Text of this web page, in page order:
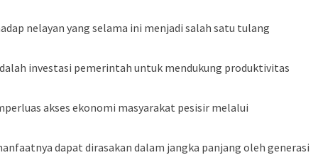
nelayan yang selama ini menjadi salah satu tulang
investasi pemerintah untuk mendukung produktivitas
akses ekonomi masyarakat pesisir melalui
dapat dirasakan dalam jangka panjang oleh generasi